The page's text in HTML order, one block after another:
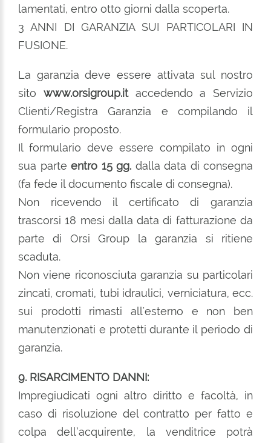
lamentati, entro otto giorni dalla scoperta.
3 ANNI DI GARANZIA SUI PARTICOLARI IN
FUSIONE.
La garanzia deve essere attivata sul nostro
sito www.orsigroup.it accedendo a Servizio
Clienti/Registra Garanzia e compilando il
formulario proposto.
Il formulario deve essere compilato in ogni
sua parte entro 15 gg. dalla data di consegna
(fa fede il documento fiscale di consegna).
Non ricevendo il certificato di garanzia
trascorsi 18 mesi dalla data di fatturazione da
parte di Orsi Group la garanzia si ritiene
scaduta.
Non viene riconosciuta garanzia su particolari
zincati, cromati, tubi idraulici, verniciatura, ecc.
sui prodotti rimasti all'esterno e non ben
manutenzionati e protetti durante il periodo di
garanzia.
9. RISARCIMENTO DANNI:
Impregiudicati ogni altro diritto e facoltà, in
caso di risoluzione del contratto per fatto e
colpa dell’acquirente, la venditrice potrà